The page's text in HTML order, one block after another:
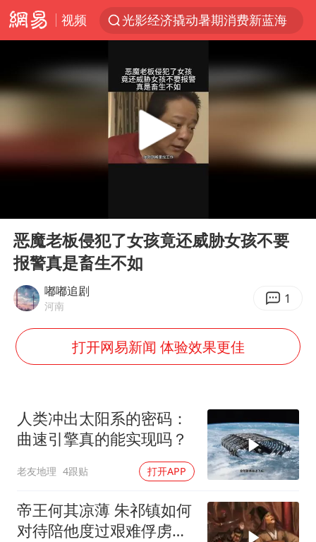
视频
光影经济撬动暑期消费新蓝海
杭州全市有序停课
《欢迎来龙餐馆》口碑
情侣平潭拍日出坠崖1死1伤
36岁男演员成景区NPC后人气爆棚
宇树王兴兴被问了360多个问题
老挝国会主席赛宋蓬逝世
购飞机票7分钟后退票被扣2022元
乐享全民健身 共筑健康中国
Play
恶魔老板侵犯了女孩竟还威胁女孩不要
报警真是畜生不如
嘟嘟追剧
河南 1
打开网易新闻 体验效果更佳
人类冲出太阳系的密码：
曲速引擎真的能实现吗？
老友地理 4跟贴 打开APP
帝王何其凉薄 朱祁镇如何
对待陪他度过艰难俘虏生